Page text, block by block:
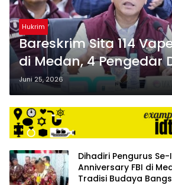
Hukrim
Bareskrim Sita 114
di Medan, 4 Pengedar
Juni 25, 2026
Dihadiri Pengurus
Anniversary FBI di
Tradisi Budaya